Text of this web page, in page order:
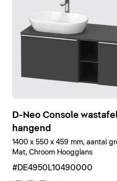
D-Neo Console
hangend
1400 x 550 x 459 mm, aantal
Mat, Chroom Hoogglans
#DE4950L10490000